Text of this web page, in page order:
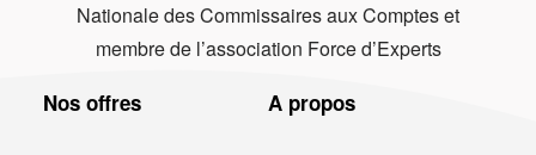
Nationale des Commissaires aux Comptes et
membre de l’association Force d’Experts
Nos offres A propos